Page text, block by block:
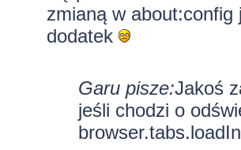
zmianą w about:config
dodatek
Garu pisze:Jakoś
jeśli chodzi o